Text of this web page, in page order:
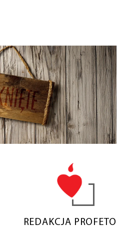
REDAKCJA PROFETO